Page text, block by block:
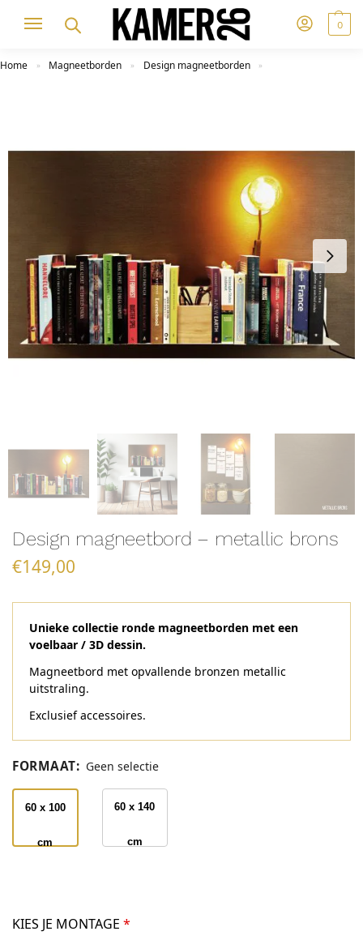
0
Home » Magneetborden » Design magneetborden »
Design magneetbord – metallic brons
€149,00
Unieke collectie ronde magneetborden met een
voelbaar / 3D dessin.
Magneetbord met opvallende bronzen metallic
uitstraling.
Exclusief accessoires.
FORMAAT: Geen selectie
60 x 100
cm
60 x 140
cm
KIES JE MONTAGE *